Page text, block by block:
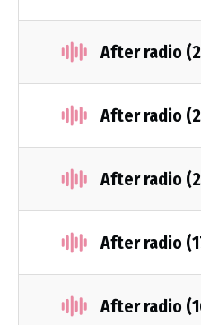
After radio
After radio
After radio
After radio
After radio